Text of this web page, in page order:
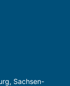
Sachsen-